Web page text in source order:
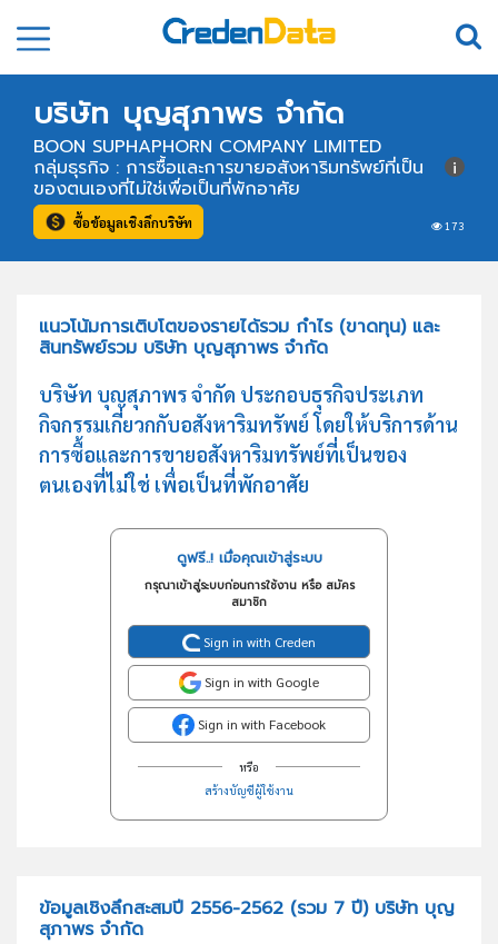
บริษัท บุญสุภาพร จำกัด
BOON SUPHAPHORN COMPANY LIMITED
173
กลุ่มธุรกิจ : การซื้อและการขายอสังหาริมทรัพย์ที่เป็น
ของตนเองที่ไม่ใช่เพื่อเป็นที่พักอาศัย
ซื้อข้อมูลเชิงลึกบริษัท
แนวโน้มการเติบโตของรายได้รวม กำไร (ขาดทุน) และ
สินทรัพย์รวม บริษัท บุญสุภาพร จำกัด
บริษัท บุญสุภาพร จำกัด ประกอบธุรกิจประเภท
กิจกรรมเกี่ยวกกับอสังหาริมทรัพย์ โดยให้บริการด้าน
การซื้อและการขายอสังหาริมทรัพย์ที่เป็นของ
ตนเองที่ไม่ใช่ เพื่อเป็นที่พักอาศัย
ดูฟรี..! เมื่อคุณเข้าสู่ระบบ
กรุณาเข้าสู่ระบบก่อนการใช้งาน หรือ สมัคร
สมาชิก
Sign in with Creden
Sign in with Google
Sign in with Facebook
หรือ
สร้างบัญชีผู้ใช้งาน
ข้อมูลเชิงลึกสะสมปี 2556-2562 (รวม 7 ปี) บริษัท บุญ
สุภาพร จำกัด